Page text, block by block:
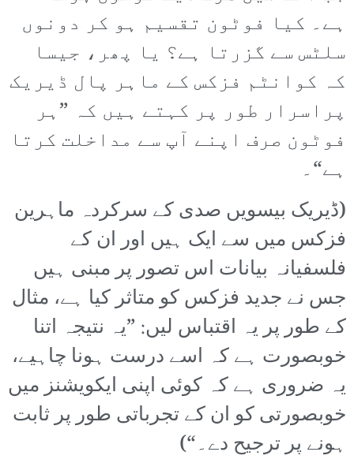
ہے۔ کیا فوٹون تقسیم ہو کر دونوں
سلٹس سے گزرتا ہے؟ یا پھر، جیسا
کہ کوانٹم فزکس کے ماہر پال ڈیریک
پراسرار طور پر کہتے ہیں کہ ”ہر
فوٹون صرف اپنے آپ سے مداخلت کرتا
ہے“۔
(ڈیریک بیسویں صدی کے سرکردہ ماہرین
فزکس میں سے ایک ہیں اور ان کے
فلسفیانہ بیانات اس تصور پر مبنی ہیں
جس نے جدید فزکس کو متاثر کیا ہے، مثال
کے طور پر یہ اقتباس لیں: ”یہ نتیجہ اتنا
خوبصورت ہے کہ اسے درست ہونا چاہیے،
یہ ضروری ہے کہ کوئی اپنی ایکویشنز میں
خوبصورتی کو ان کے تجرباتی طور پر ثابت
ہونے پر ترجیح دے۔“)